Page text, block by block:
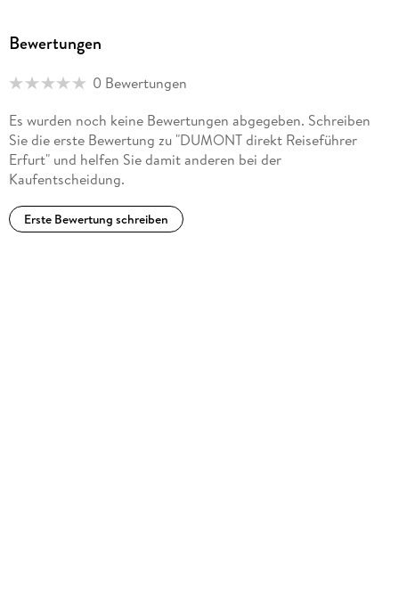
Bewertungen
0 Bewertungen
Es wurden noch keine Bewertungen abgegeben. Schreiben
Sie die erste Bewertung zu "DUMONT direkt Reiseführer
Erfurt" und helfen Sie damit anderen bei der
Kaufentscheidung.
Erste Bewertung schreiben